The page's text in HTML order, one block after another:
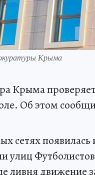
Крыма
Крыма
Об этом
сетях
улиц
ливня движение